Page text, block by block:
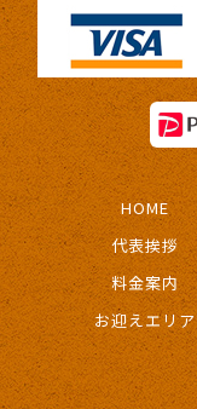
HOME
代表挨拶
料金案内
お迎えエリア